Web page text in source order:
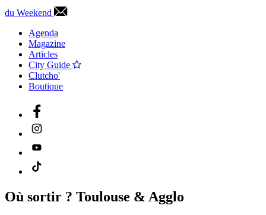
du Weekend
Agenda
Magazine
Articles
City Guide
Clutcho'
Boutique
Où sortir ? Toulouse & Agglo